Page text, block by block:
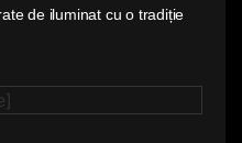
de iluminat cu o tradiție